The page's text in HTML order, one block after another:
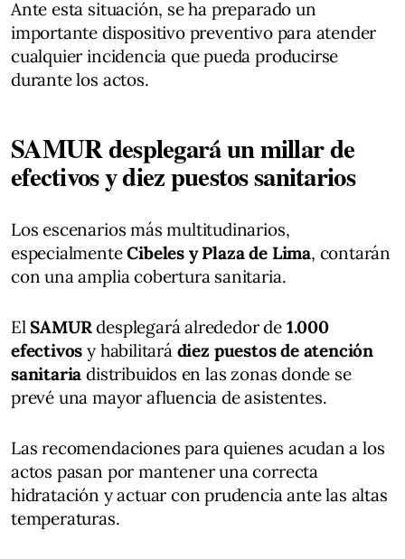
Ante esta situación, se ha preparado un
importante dispositivo preventivo para atender
cualquier incidencia que pueda producirse
durante los actos.
SAMUR desplegará un millar de
efectivos y diez puestos sanitarios
Los escenarios más multitudinarios,
especialmenteCibeles y Plaza de Lima, contarán
con una amplia cobertura sanitaria.
ElSAMURdesplegará alrededor de 1.000
efectivos y habilitará diez puestos de atención
sanitaria distribuidos en las zonas donde se
prevé una mayor afluencia de asistentes.
Las recomendaciones para quienes acudan a los
actos pasan por mantener una correcta
hidratación y actuar con prudencia ante las altas
temperaturas.